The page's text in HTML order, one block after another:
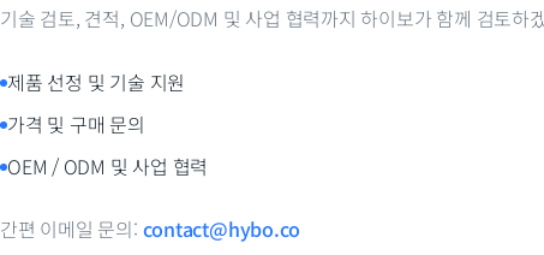
기술 검토, 견적, OEM/ODM 및 사업 협력까지 하이보가 함께 검토하
제품 선정 및 기술 지원
가격 및 구매 문의
OEM / ODM 및 사업 협력
간편 이메일 문의: contact@hybo.co